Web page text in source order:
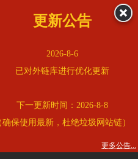
作弊吗？ 超级外链只是一个简便而集成
弊。如果是作弊，那您可以使用超级外
可行吗？
可以到站长论坛发布外链，到友情链接
不同于普通的外链，它是动态的链接，
得稳定的外链
，最终使搜索引擎收录带
升流量和外链，
查看展示页面
是否收录
更新公告
2026-8-6
已对外链库进行优化更新
下一更新时间：2026-8-8
确保使用最新，杜绝垃圾网站链）
更多公告...